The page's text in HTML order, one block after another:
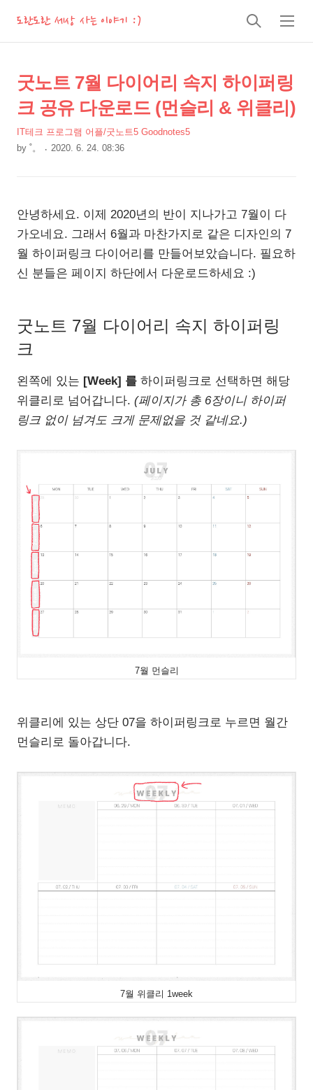
도란도란 세상 사는 이야기 :)
검
메
상
컨
텐
츠
본
문
제
목
굿노트 7월 다이어리 속지 하이퍼링
크 공유 다운로드 (먼슬리 & 위클리)
IT테크 프로그램 어플/굿노트5 Goodnotes5
by ˚。 2020. 6. 24. 08:36
안녕하세요. 이제 2020년의 반이 지나가고 7월이 다
가오네요. 그래서 6월과 마찬가지로 같은 디자인의 7
월 하이퍼링크 다이어리를 만들어보았습니다. 필요하
신 분들은 페이지 하단에서 다운로드하세요 :)
굿노트 7월 다이어리 속지 하이퍼링
크
왼쪽에 있는 [Week] 를 하이퍼링크로 선택하면 해당
위클리로 넘어갑니다. (페이지가 총 6장이니 하이퍼
링크 없이 넘겨도 크게 문제없을 것 같네요.)
7월 먼슬리
위클리에 있는 상단 07을 하이퍼링크로 누르면 월간
먼슬리로 돌아갑니다.
7월 위클리 1week